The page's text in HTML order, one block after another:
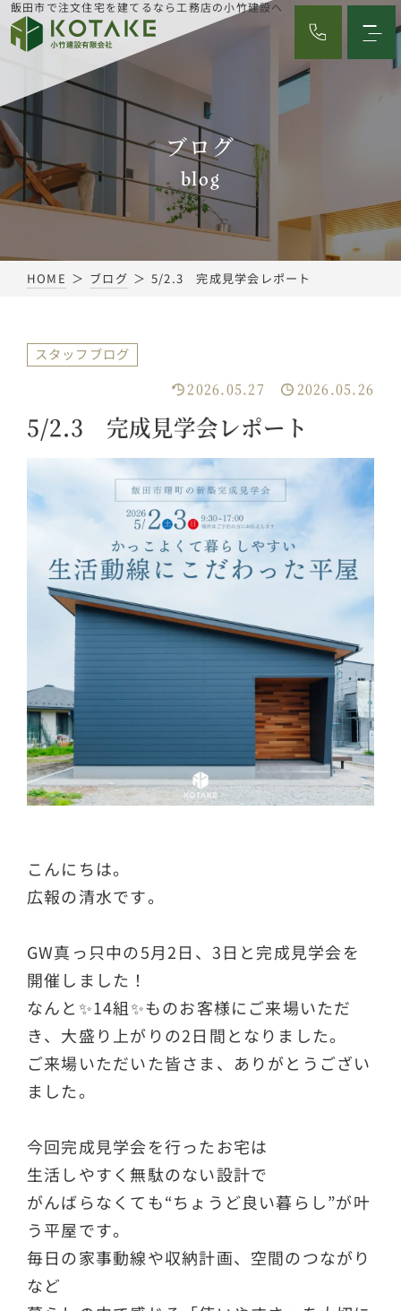
飯田市で注文住宅を建てるなら工務店の小竹建設へ
ブログ
blog
HOME ブログ 5/2.3 完成見学会レポート
スタッフブログ
2026.05.27 2026.05.26
5/2.3 完成見学会レポート
こんにちは。
広報の清水です。
GW真っ只中の5月2日、3日と完成見学会を
開催しました！
なんと✨14組✨ものお客様にご来場いただ
き、大盛り上がりの2日間となりました。
ご来場いただいた皆さま、ありがとうござい
ました。
今回完成見学会を行ったお宅は
生活しやすく無駄のない設計で
がんばらなくても“ちょうど良い暮らし”が叶
う平屋です。
毎日の家事動線や収納計画、空間のつながり
など